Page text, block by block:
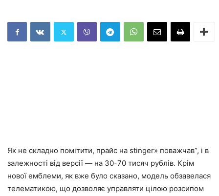
Як не складно помітити, прайс на stinger» поважчав”, і в
залежності від версії — на 30-70 тисяч рублів. Крім
нової емблеми, як вже було сказано, модель обзавелася
телематикою, що дозволяє управляти цілою розсипом